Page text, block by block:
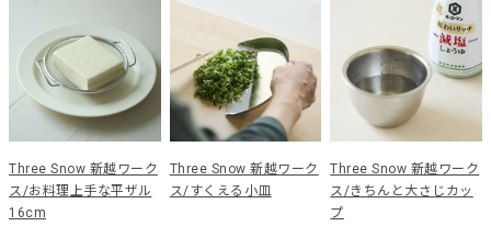
Three Snow 新越ワーク
ス/お料理上手な平ザル
16cm
Three Snow 新越ワーク
ス/すくえる小皿
Three Snow 新越ワーク
ス/きちんと大さじカッ
プ